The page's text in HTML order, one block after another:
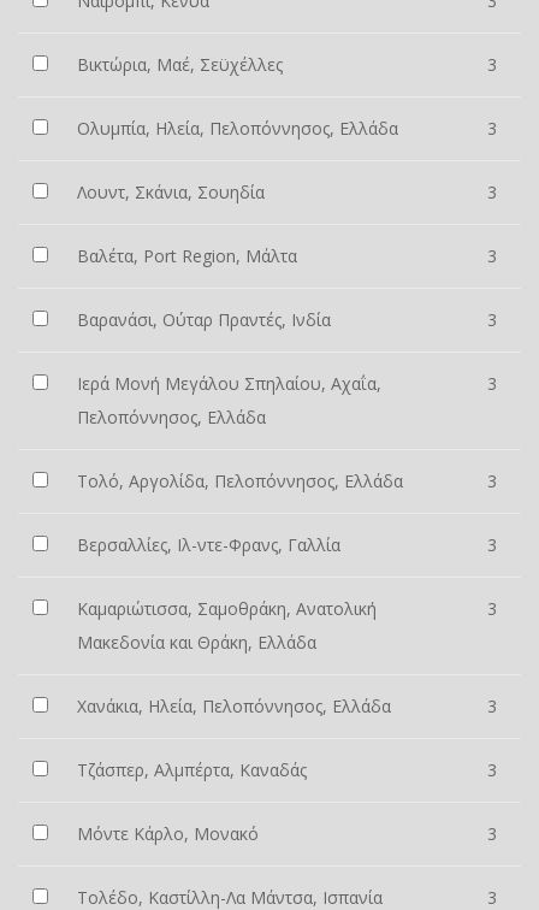
Βικτώρια, Μαέ, Σεϋχέλλες 3
Ολυμπία, Ηλεία, Πελοπόννησος, Ελλάδα 3
Λουντ, Σκάνια, Σουηδία 3
Βαλέτα, Port Region, Μάλτα 3
Βαρανάσι, Ούταρ Πραντές, Ινδία 3
Ιερά Μονή Μεγάλου Σπηλαίου, Αχαΐα,
Πελοπόννησος, Ελλάδα
3
Τολό, Αργολίδα, Πελοπόννησος, Ελλάδα 3
Βερσαλλίες, Ιλ-ντε-Φρανς, Γαλλία 3
Καμαριώτισσα, Σαμοθράκη, Ανατολική
Μακεδονία και Θράκη, Ελλάδα
3
Χανάκια, Ηλεία, Πελοπόννησος, Ελλάδα 3
Τζάσπερ, Αλμπέρτα, Καναδάς 3
Μόντε Κάρλο, Μονακό 3
Τολέδο, Καστίλλη-Λα Μάντσα, Ισπανία 3